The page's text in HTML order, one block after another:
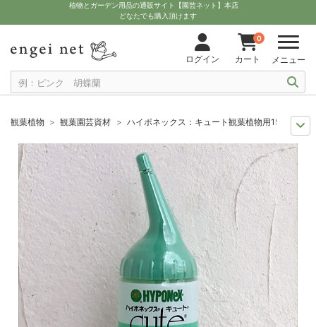
植物とガーデン用品の通販サイト【園芸ネット】本店
どなたでも購入頂けます
ログイン
0
カート メニュー
観葉植物 観葉園芸資材
ハイポネックス：キュート観葉植物用150ml入り
11月中下旬予約
グッズ・資材
ハイポネックス：キュート観葉植物用
12月上中旬予約
グッズ・資材
ハイポネックス：キュート観葉植物用
10月中下旬予約
グッズ・資材 ハイポネックス：キュート観葉植物用